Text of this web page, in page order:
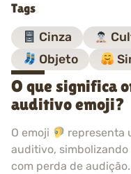
Tags
Cinza
Objeto
O que significa
auditivo emoji?
O emoji
representa
auditivo,
com perda de